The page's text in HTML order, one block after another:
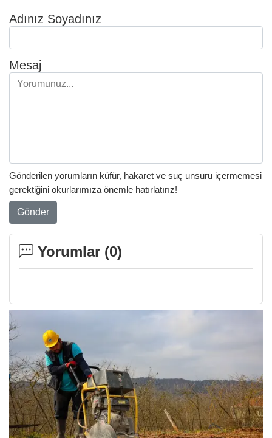
Adınız Soyadınız
Mesaj
Gönderilen yorumların küfür, hakaret ve suç unsuru içermemesi
gerektiğini okurlarımıza önemle hatırlatırız!
Gönder
Yorumlar (0)